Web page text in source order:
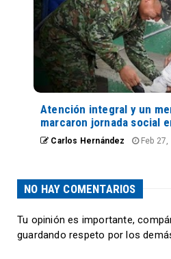
Atención integral y un
marcaron jornada social
Carlos Hernández Feb 27,
NO HAY COMENTARIOS
Tu opinión es importante,
guardando respeto por los